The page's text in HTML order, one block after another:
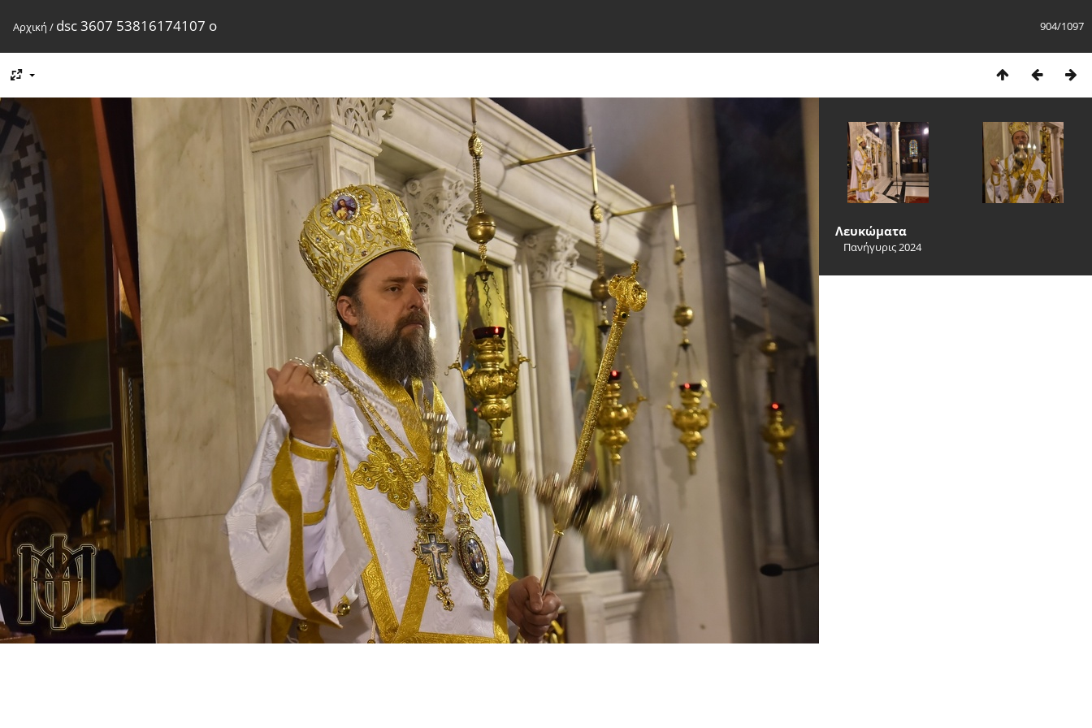
904/1097
Αρχική / dsc 3607 53816174107 o
Λευκώματα
Πανήγυρις 2024